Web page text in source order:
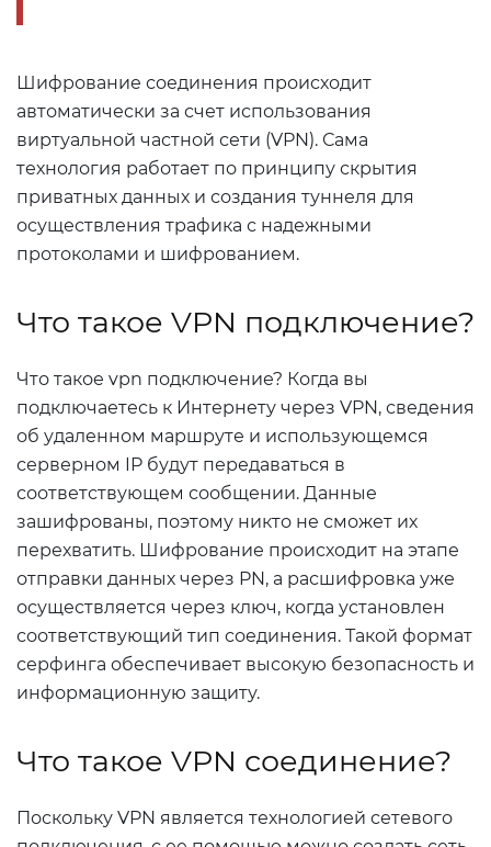
Шифрование соединения происходит
автоматически за счет использования
виртуальной частной сети (VPN). Сама
технология работает по принципу скрытия
приватных данных и создания туннеля для
осуществления трафика с надежными
протоколами и шифрованием.
Что такое VPN подключение?
Что такое vpn подключение? Когда вы
подключаетесь к Интернету через VPN, сведения
об удаленном маршруте и использующемся
серверном IP будут передаваться в
соответствующем сообщении. Данные
зашифрованы, поэтому никто не сможет их
перехватить. Шифрование происходит на этапе
отправки данных через PN, а расшифровка уже
осуществляется через ключ, когда установлен
соответствующий тип соединения. Такой формат
серфинга обеспечивает высокую безопасность и
информационную защиту.
Что такое VPN соединение?
Поскольку VPN является технологией сетевого